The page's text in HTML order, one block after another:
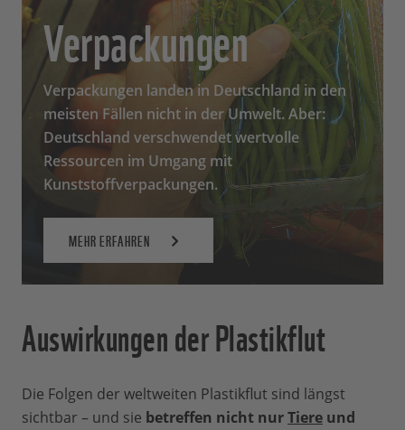
Verpackungen
Verpackungen landen in Deutschland in den
meisten Fällen nicht in der Umwelt. Aber:
Deutschland verschwendet wertvolle
Ressourcen im Umgang mit
Kunststoffverpackungen.
MEHR ERFAHREN
Auswirkungen der Plastikflut
Die Folgen der weltweiten Plastikflut sind längst
sichtbar – und sie betreffen nicht nurTiere und